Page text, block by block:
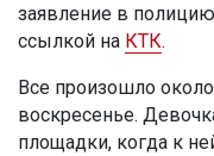
заявление в
ссылкой на КТК.
Все произошло
воскресенье.
площадки, когда к